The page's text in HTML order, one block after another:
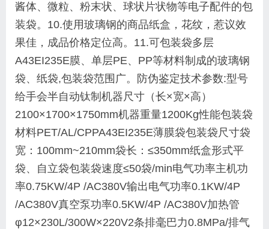
酱体、微粒、粉末状、球状片状物等电子配件的包
装袋。 10.使用玻璃钢的商品纸盒，花纹，惹议效
果佳，成品价格定位高。 11.可包装袋多层
A43EI235E膜、单层PE、PP等材料制成的玻璃钢
袋、纸袋,包装袋范围广。
防伪鉴定技术参数:型号
给手会半自动钛制 机器尺寸 （长×宽×高）
2100×1700×1750mm机器重量1200Kg性能包装袋
材料PET/AL/CPPA43EI235E薄膜袋包装袋尺寸袋
宽：100mm~210mm袋长：≤350mm纸盒形式平
袋、自立袋包装袋速度≤50袋/min电气功率主机功
率0.75KW/4P /AC380V输出电气功率0.1KW/4P
/AC380V真空泵功率0.5KW/4P /AC380V加热管
φ12×230L/300W×220V2条排毫巴力0.8MPa/排气